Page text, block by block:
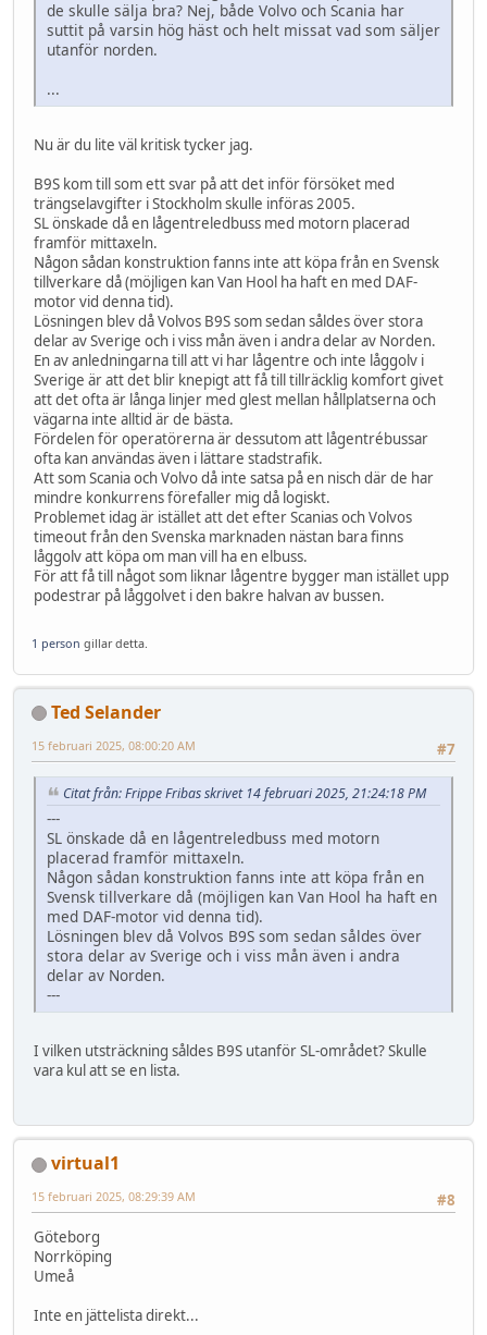
de skulle sälja bra? Nej, både Volvo och Scania har
suttit på varsin hög häst och helt missat vad som säljer
utanför norden.
...
Nu är du lite väl kritisk tycker jag.
B9S kom till som ett svar på att det inför försöket med
trängselavgifter i Stockholm skulle införas 2005.
SL önskade då en lågentreledbuss med motorn placerad
framför mittaxeln.
Någon sådan konstruktion fanns inte att köpa från en Svensk
tillverkare då (möjligen kan Van Hool ha haft en med DAF-
motor vid denna tid).
Lösningen blev då Volvos B9S som sedan såldes över stora
delar av Sverige och i viss mån även i andra delar av Norden.
En av anledningarna till att vi har lågentre och inte låggolv i
Sverige är att det blir knepigt att få till tillräcklig komfort givet
att det ofta är långa linjer med glest mellan hållplatserna och
vägarna inte alltid är de bästa.
Fördelen för operatörerna är dessutom att lågentrébussar
ofta kan användas även i lättare stadstrafik.
Att som Scania och Volvo då inte satsa på en nisch där de har
mindre konkurrens förefaller mig då logiskt.
Problemet idag är istället att det efter Scanias och Volvos
timeout från den Svenska marknaden nästan bara finns
låggolv att köpa om man vill ha en elbuss.
För att få till något som liknar lågentre bygger man istället upp
podestrar på låggolvet i den bakre halvan av bussen.
1 person gillar detta.
Ted Selander
#7
15 februari 2025, 08:00:20 AM
Citat från: Frippe Fribas skrivet 14 februari 2025, 21:24:18 PM
---
SL önskade då en lågentreledbuss med motorn
placerad framför mittaxeln.
Någon sådan konstruktion fanns inte att köpa från en
Svensk tillverkare då (möjligen kan Van Hool ha haft en
med DAF-motor vid denna tid).
Lösningen blev då Volvos B9S som sedan såldes över
stora delar av Sverige och i viss mån även i andra
delar av Norden.
---
I vilken utsträckning såldes B9S utanför SL-området? Skulle
vara kul att se en lista.
virtual1
#8
15 februari 2025, 08:29:39 AM
Göteborg
Norrköping
Umeå
Inte en jättelista direkt...